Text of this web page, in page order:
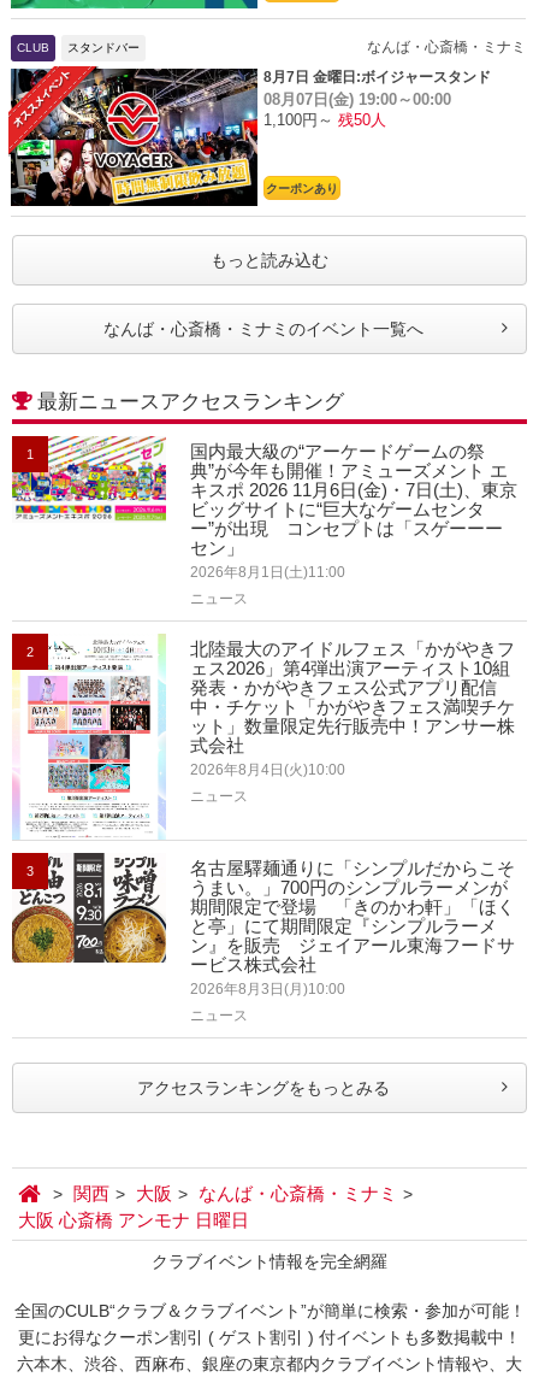
CLUB スタンドバー
なんば・心斎橋・ミナミ
8月7日 金曜日:ボイジャースタンド
08月07日(金) 19:00～00:00
1,100円～ 残50人
クーポンあり
もっと読み込む
なんば・心斎橋・ミナミのイベント一覧へ
最新ニュースアクセスランキング
1
国内最大級の“アーケードゲームの祭
典”が今年も開催！アミューズメント エ
キスポ 2026 11月6日(金)・7日(土)、東京
ビッグサイトに“巨大なゲームセンタ
ー”が出現 コンセプトは「スゲーーー
セン」
2026年8月1日(土)11:00
ニュース
2
北陸最大のアイドルフェス「かがやきフ
ェス2026」第4弾出演アーティスト10組
発表・かがやきフェス公式アプリ配信
中・チケット「かがやきフェス満喫チケ
ット」数量限定先行販売中！アンサー株
式会社
2026年8月4日(火)10:00
ニュース
3
名古屋驛麺通りに「シンプルだからこそ
うまい。」700円のシンプルラーメンが
期間限定で登場 「きのかわ軒」「ほく
と亭」にて期間限定『シンプルラーメ
ン』を販売 ジェイアール東海フードサ
ービス株式会社
2026年8月3日(月)10:00
ニュース
アクセスランキングをもっとみる
関西 大阪
なんば・心斎橋・ミナミ
大阪 心斎橋 アンモナ 日曜日
クラブイベント情報を完全網羅
全国のCULB“クラブ＆クラブイベント”が簡単に検索・参加が可能！
更にお得なクーポン割引 ( ゲスト割引 ) 付イベントも多数掲載中！
六本木、渋谷、西麻布、銀座の東京都内クラブイベント情報や、大